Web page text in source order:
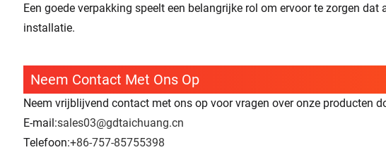
Een goede verpakking speelt een belangrijke rol om ervoor te zorgen
installatie.
Neem Contact Met Ons Op
Neem vrijblijvend contact met ons op voor vragen over onze producten
E-mail:sales03@gdtaichuang.cn
Telefoon:+86-757-85755398